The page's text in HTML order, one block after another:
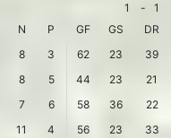
1 -
1
N P GF GS
DR
8 3 62 23
39
8 5 44 23
21
7 6 58 36
22
11 4 56 23
33